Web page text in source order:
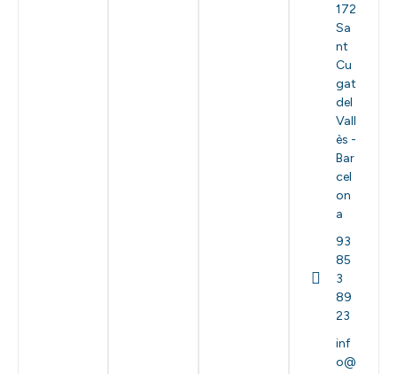
172
Sa
nt
Cu
gat
del
Vall
ès -
Bar
cel
on
a
93
85
3
89
23
inf
o@